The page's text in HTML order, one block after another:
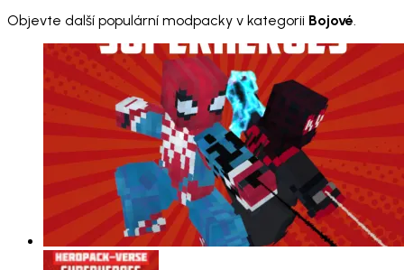
Objevte další populární modpacky v kategorii Bojové.